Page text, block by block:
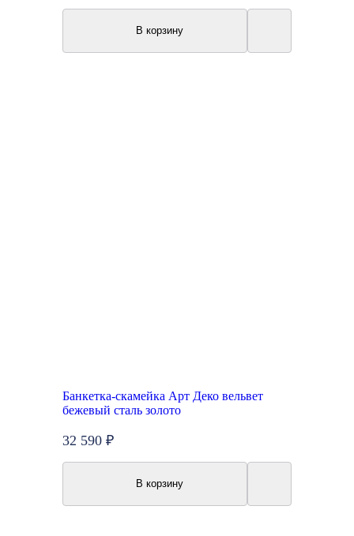
В корзину
Банкетка-скамейка Арт Деко вельвет
бежевый сталь золото
32 590 ₽
В корзину